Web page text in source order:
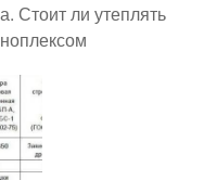
Стоит ли утеплять